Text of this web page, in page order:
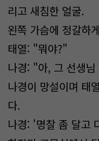
리고 새침한 얼굴.
왼쪽 가슴에 정갈하
태열: "뭐야?"
나경: "아, 그 선생
나경이 망설이며 태
다.
나경: '명찰 좀 달고